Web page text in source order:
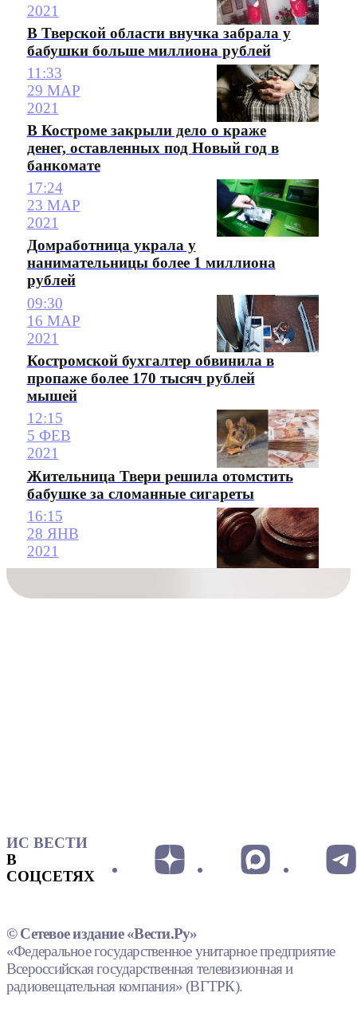
2021
В Тверской области внучка забрала у
бабушки больше миллиона рублей
11:33
29 МАР
2021
В Костроме закрыли дело о краже
денег, оставленных под Новый год в
банкомате
17:24
23 МАР
2021
Домработница украла у
нанимательницы более 1 миллиона
рублей
09:30
16 МАР
2021
Костромской бухгалтер обвинила в
пропаже более 170 тысяч рублей
мышей
12:15
5 ФЕВ
2021
Жительница Твери решила отомстить
бабушке за сломанные сигареты
16:15
28 ЯНВ
2021
ИС ВЕСТИ
В
СОЦСЕТЯХ
© Сетевое издание «Вести.Ру»
«Федеральное государственное унитарное предприятие
Всероссийская государственная телевизионная и
радиовещательная компания» (ВГТРК).